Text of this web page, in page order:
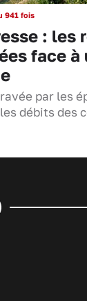
941 fois
:
face
par les
débits des